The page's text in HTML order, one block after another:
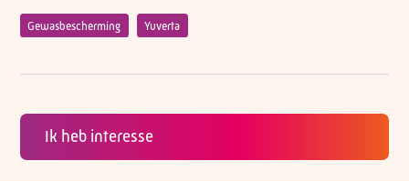
Gewasbescherming Yuverta
Ik heb interesse